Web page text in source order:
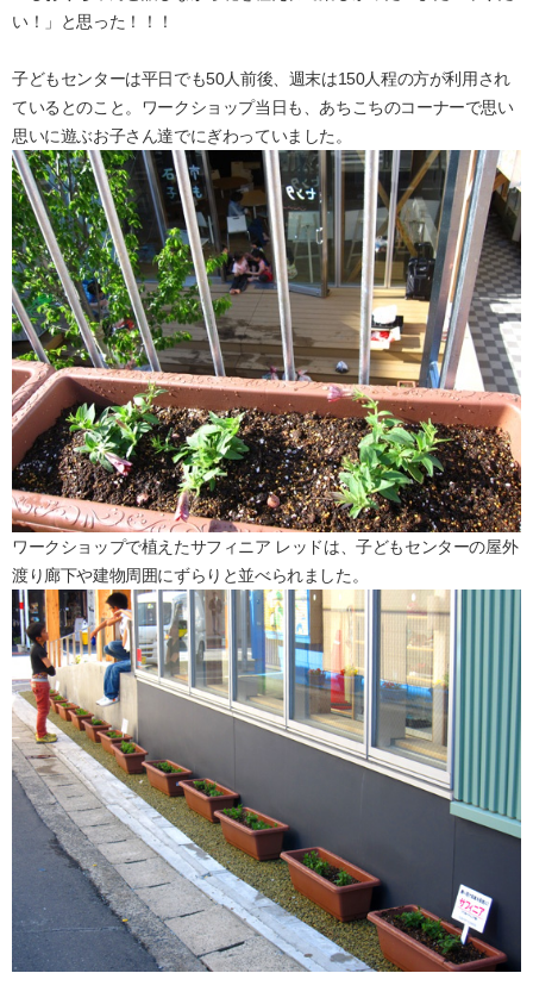
い！」と思った！！！
子どもセンターは平日でも50人前後、週末は150人程の方が利用され
ているとのこと。ワークショップ当日も、あちこちのコーナーで思い
思いに遊ぶお子さん達でにぎわっていました。
ワークショップで植えたサフィニア レッドは、子どもセンターの屋外
渡り廊下や建物周囲にずらりと並べられました。